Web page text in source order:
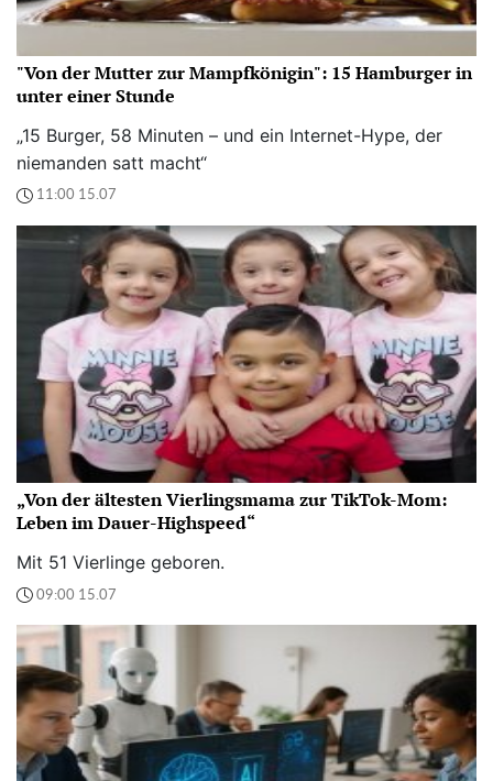
"Von der Mutter zur Mampfkönigin": 15 Hamburger in
unter einer Stunde
„15 Burger, 58 Minuten – und ein Internet-Hype, der
niemanden satt macht“
11:00 15.07
„Von der ältesten Vierlingsmama zur TikTok-Mom:
Leben im Dauer-Highspeed“
Mit 51 Vierlinge geboren.
09:00 15.07